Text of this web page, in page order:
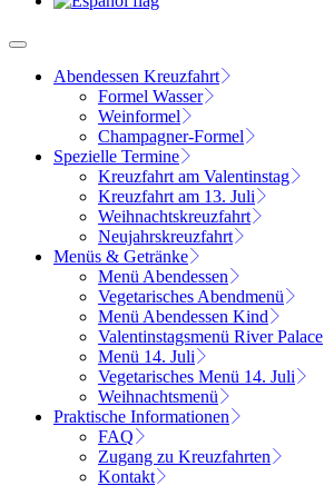
Abendessen Kreuzfahrt
Formel Wasser
Weinformel
Champagner-Formel
Spezielle Termine
Kreuzfahrt am Valentinstag
Kreuzfahrt am 13. Juli
Weihnachtskreuzfahrt
Neujahrskreuzfahrt
Menüs & Getränke
Menü Abendessen
Vegetarisches Abendmenü
Menü Abendessen Kind
Valentinstagsmenü River Palace
Menü 14. Juli
Vegetarisches Menü 14. Juli
Weihnachtsmenü
Praktische Informationen
FAQ
Zugang zu Kreuzfahrten
Kontakt